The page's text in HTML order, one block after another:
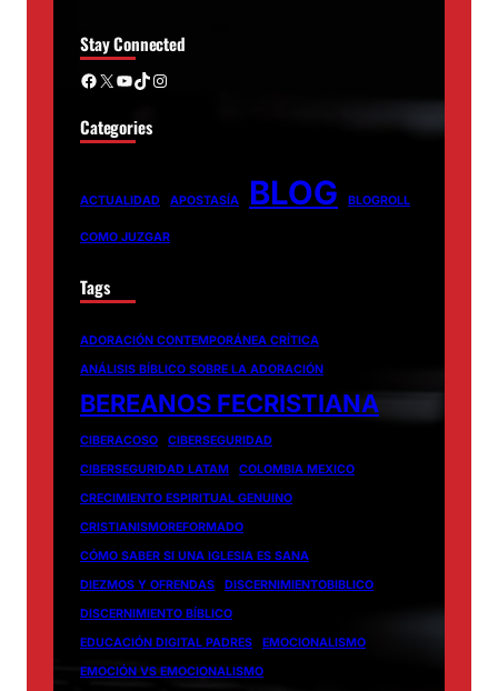
Stay Connected
Facebook X YouTube TikTok Instagram
Categories
ACTUALIDAD APOSTASÍA BLOG BLOGROLL
COMO JUZGAR
Tags
ADORACIÓN CONTEMPORÁNEA CRÍTICA
ANÁLISIS BÍBLICO SOBRE LA ADORACIÓN
BEREANOS FECRISTIANA
CIBERACOSO
CIBERSEGURIDAD
CIBERSEGURIDAD LATAM
COLOMBIA MEXICO
CRECIMIENTO ESPIRITUAL GENUINO
CRISTIANISMOREFORMADO
CÓMO SABER SI UNA IGLESIA ES SANA
DIEZMOS Y OFRENDAS
DISCERNIMIENTOBIBLICO
DISCERNIMIENTO BÍBLICO
EDUCACIÓN DIGITAL PADRES
EMOCIONALISMO
EMOCIÓN VS EMOCIONALISMO